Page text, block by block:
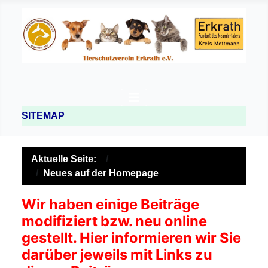
SITEMAP
Aktuelle Seite:
Neues auf der Homepage
Wir haben einige Beiträge
modifiziert bzw. neu online
gestellt. Hier informieren wir Sie
darüber jeweils mit Links zu